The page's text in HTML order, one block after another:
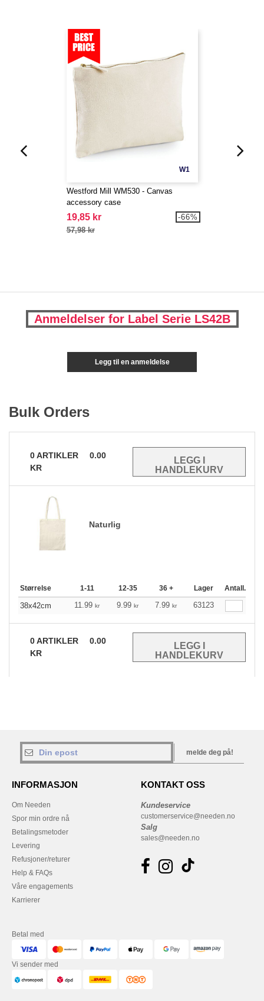
W1
Westford Mill WM530 - Canvas
accessory case
19,85 kr
57,98 kr
-66%
Anmeldelser for Label Serie LS42B
Legg til en anmeldelse
Bulk Orders
0ARTIKLER
0.00
KR
Naturlig
Størrelse 1-11 12-35 36 + Lager Antall.
38x42cm 11.99 kr 9.99 kr 7.99 kr 63123
0ARTIKLER
0.00
KR
melde deg på!
INFORMASJON
Om Needen
Spor min ordre nå
Betalingsmetoder
Levering
Refusjoner/returer
Help & FAQs
Våre engagements
Karrierer
KONTAKT OSS
Kundeservice
customerservice@needen.no
Salg
sales@needen.no
Betal med
Vi sender med